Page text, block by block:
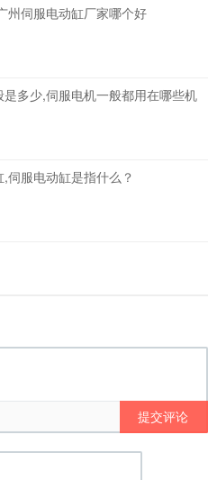
州伺服电动缸厂家哪个好
多少,伺服电机一般都用在哪些机
伺服电动缸是指什么？
提交评论